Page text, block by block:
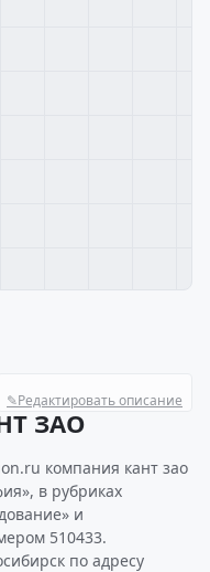
✎Редактировать описание
ЗАО
компания кант зао
в рубриках
и
510433.
по адресу